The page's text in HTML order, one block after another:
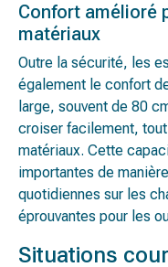
Confort amélioré
matériaux
Outre la sécurité, les
également le confort
large, souvent de 80
croiser facilement,
matériaux. Cette
importantes de
quotidiennes sur les
éprouvantes pour les
Situations